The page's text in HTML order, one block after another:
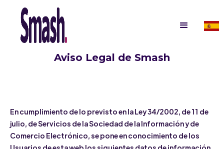
Aviso Legal de Smash
En cumplimiento de lo previsto en la Ley 34/2002, de 11 de
julio, de Servicios de la Sociedad de la Información y de
Comercio Electrónico, se pone en conocimiento de los